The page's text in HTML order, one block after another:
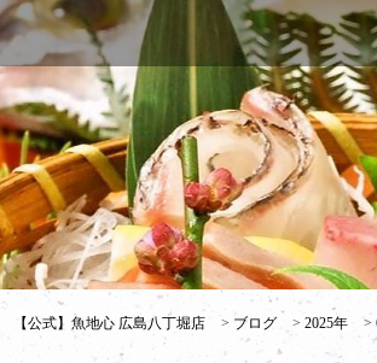
【公式】魚地心 広島八丁堀店 > ブログ >2025年 >